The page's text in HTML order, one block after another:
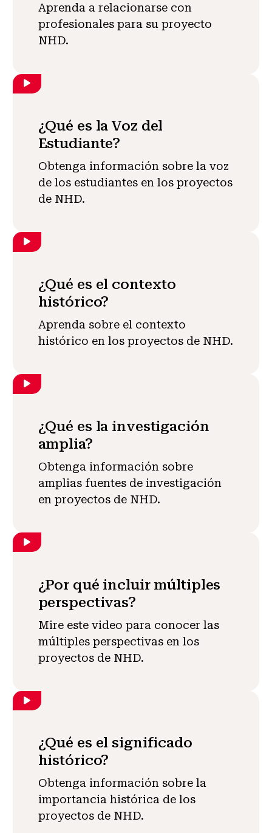
Aprenda a relacionarse con
profesionales para su proyecto
NHD.
¿Qué es la Voz del
Estudiante?
Obtenga información sobre la voz
de los estudiantes en los proyectos
de NHD.
¿Qué es el contexto
histórico?
Aprenda sobre el contexto
histórico en los proyectos de NHD.
¿Qué es la investigación
amplia?
Obtenga información sobre
amplias fuentes de investigación
en proyectos de NHD.
¿Por qué incluir múltiples
perspectivas?
Mire este video para conocer las
múltiples perspectivas en los
proyectos de NHD.
¿Qué es el significado
histórico?
Obtenga información sobre la
importancia histórica de los
proyectos de NHD.